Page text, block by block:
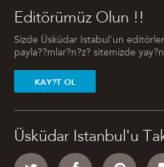
Editörümüz Olun !!
Sizde Üsküdar Istabul'un
payla??mlar?n?z? sitemizde
KAY?T OL
Üsküdar Istanbul'u